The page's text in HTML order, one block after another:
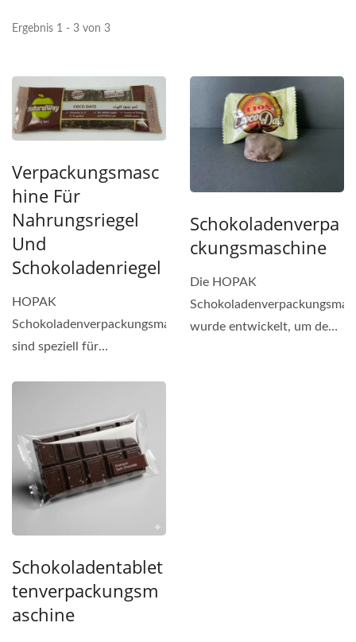
Ergebnis 1 - 3 von 3
Verpackungsmasc
Hine Für
Nahrungsriegel
Und
Schokoladenriegel
HOPAK
Schokoladenverpackungsmaschinen
sind speziell für
Schokoladenverpa
Ckungsmaschine
Die HOPAK
wurde entwickelt, um den
Schokoladentablet
Tenverpackungsm
Aschine